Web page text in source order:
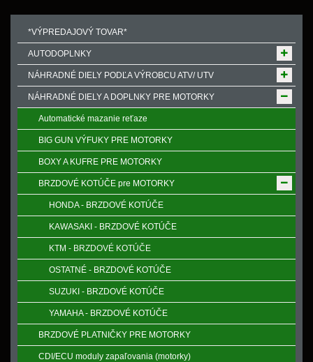
*VÝPREDAJOVÝ TOVAR*
AUTODOPLNKY
NÁHRADNÉ DIELY PODĽA VÝROBCU ATV/ UTV
NÁHRADNÉ DIELY A DOPLNKY PRE MOTORKY
Automatické mazanie reťaze
BIG GUN VÝFUKY PRE MOTORKY
BOXY A KUFRE PRE MOTORKY
BRZDOVÉ KOTÚČE pre MOTORKY
HONDA - BRZDOVÉ KOTÚČE
KAWASAKI - BRZDOVÉ KOTÚČE
KTM - BRZDOVÉ KOTÚČE
OSTATNÉ - BRZDOVÉ KOTÚČE
SUZUKI - BRZDOVÉ KOTÚČE
YAMAHA - BRZDOVÉ KOTÚČE
BRZDOVÉ PLATNIČKY PRE MOTORKY
CDI/ECU moduly zapaľovania (motorky)